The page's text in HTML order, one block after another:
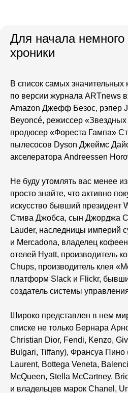
Для начала немного
хроники
В список самых значительных
по версии журнала ARTnews
Amazon Джефф Безос, рэпер
Beyoncé, режиссер
продюсер «Фореста Гампа»
пылесосов Dyson Джеймс
акселератора Andreessen
Не буду утомлять вас менее
просто знайте, что активно
искусство бывший президент
Стива Джобса, сын Джорджа
Lauder, наследницы империй
и Mercadona, владелец
отелей Hyatt, производитель
Chups, производитель клея
платформ Slack и Flickr,
создатель системы
Широко представлен в нем
списке не только Бернара
Christian Dior, Fendi, Kenzo,
Bulgari, Tiffany), Франсуа Пино
Laurent, Bottega Veneta,
McQueen, Stella McCartney,
и владельцев марок Chanel,